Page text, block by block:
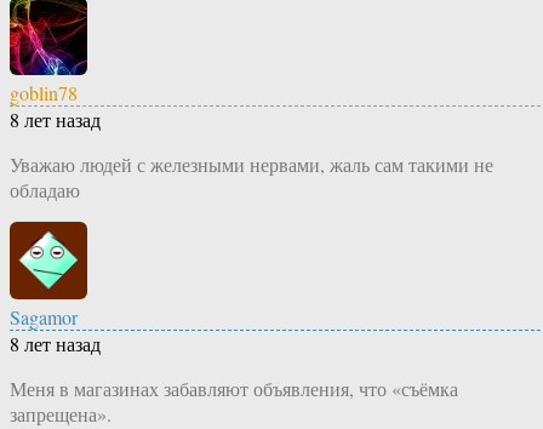
goblin78
8 лет назад
Уважаю людей с железными нервами, жаль сам такими не
обладаю
Sagamor
8 лет назад
Меня в магазинах забавляют объявления, что «съёмка
запрещена».